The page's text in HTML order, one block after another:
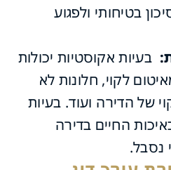
בטיחותי ולפגוע
בעיות אקוסטיות יכולות
לקוי, חלונות לא
של הדירה ועוד. בעיות
החיים בדירה
נסבל.